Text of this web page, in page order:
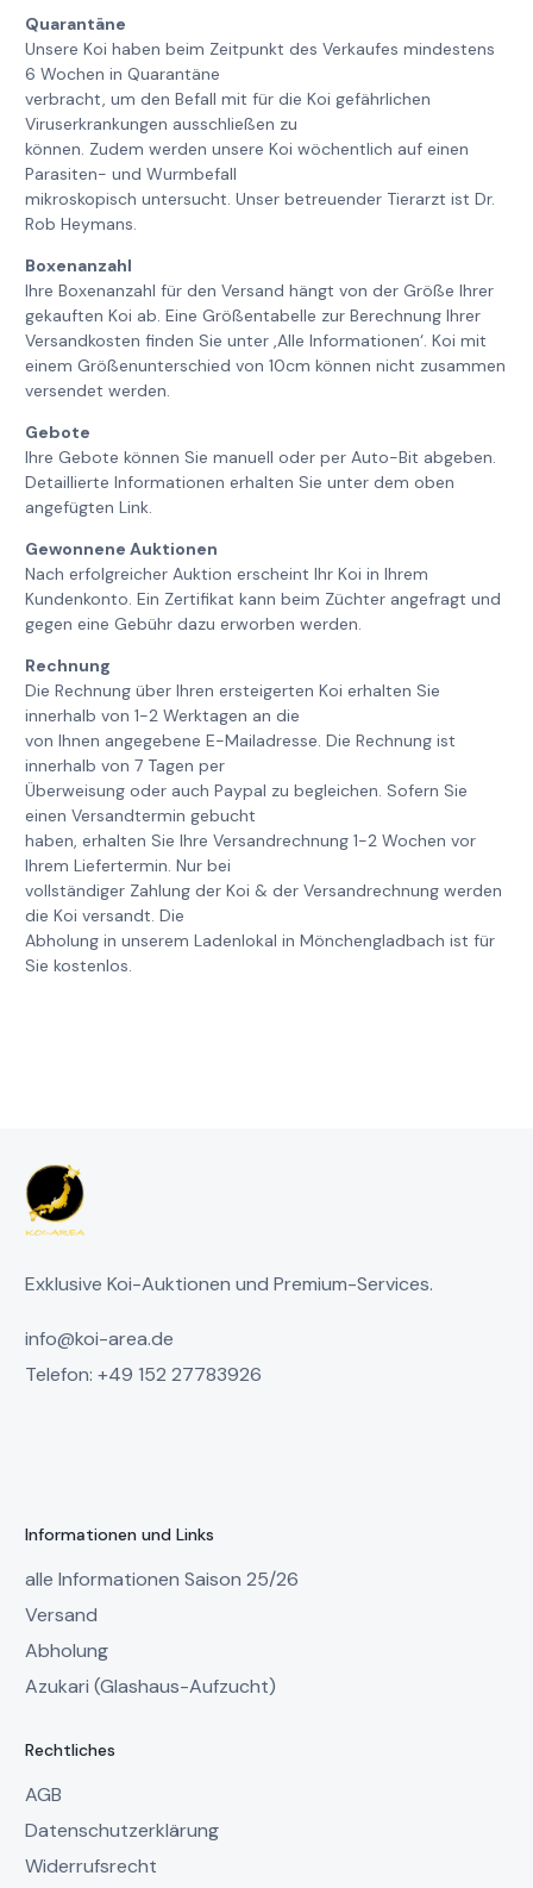
Quarantäne
Unsere Koi haben beim Zeitpunkt des Verkaufes mindestens
6 Wochen in Quarantäne
verbracht, um den Befall mit für die Koi gefährlichen
Viruserkrankungen ausschließen zu
können. Zudem werden unsere Koi wöchentlich auf einen
Parasiten- und Wurmbefall
mikroskopisch untersucht. Unser betreuender Tierarzt ist Dr.
Rob Heymans.
Boxenanzahl
Ihre Boxenanzahl für den Versand hängt von der Größe Ihrer
gekauften Koi ab. Eine Größentabelle zur Berechnung Ihrer
Versandkosten finden Sie unter ‚Alle Informationen‘. Koi mit
einem Größenunterschied von 10cm können nicht zusammen
versendet werden.
Gebote
Ihre Gebote können Sie manuell oder per Auto-Bit abgeben.
Detaillierte Informationen erhalten Sie unter dem oben
angefügten Link.
Gewonnene Auktionen
Nach erfolgreicher Auktion erscheint Ihr Koi in Ihrem
Kundenkonto. Ein Zertifikat kann beim Züchter angefragt und
gegen eine Gebühr dazu erworben werden.
Rechnung
Die Rechnung über Ihren ersteigerten Koi erhalten Sie
innerhalb von 1-2 Werktagen an die
von Ihnen angegebene E-Mailadresse. Die Rechnung ist
innerhalb von 7 Tagen per
Überweisung oder auch Paypal zu begleichen. Sofern Sie
einen Versandtermin gebucht
haben, erhalten Sie Ihre Versandrechnung 1-2 Wochen vor
Ihrem Liefertermin. Nur bei
vollständiger Zahlung der Koi & der Versandrechnung werden
die Koi versandt. Die
Abholung in unserem Ladenlokal in Mönchengladbach ist für
Sie kostenlos.
Exklusive Koi-Auktionen und Premium-Services.
info@koi-area.de
Telefon: +49 152 27783926
Informationen und Links
alle Informationen Saison 25/26
Versand
Abholung
Azukari (Glashaus-Aufzucht)
Rechtliches
AGB
Datenschutzerklärung
Widerrufsrecht